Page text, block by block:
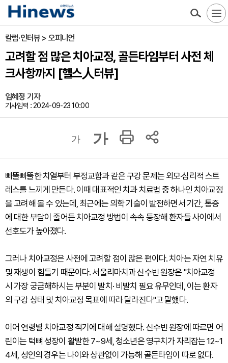
칼럼·인터뷰 > 오피니언
고려할 점 많은 치아교정, 골든타임부터 사전 체
크사항까지 [헬스人터뷰]
임혜정 기자
기사입력 : 2024-09-23 10:00
가 가
삐뚤삐뚤한 치열부터 부정교합과 같은 구강 문제는 외모·심리적 스트
레스를 느끼게 만든다. 이때 대표적인 치과 치료법 중 하나인 치아교정
을 고려해 볼 수 있는데, 최근에는 의학 기술이 발전하면서 기간, 통증
에 대한 부담이 줄어든 치아교정 방법이 속속 등장해 환자들 사이에서
선호도가 높아졌다.
그러나 치아교정은 사전에 고려할 점이 많은 편이다. 치아는 자연 치유
및 재생이 힘들기 때문이다. 서울리마치과 신수빈 원장은 "치아교정
시 가장 궁금해하시는 부분이 발치· 비발치 필요 유무인데, 이는 환자
의 구강 상태 및 치아교정 목표에 따라 달라진다"고 말했다.
이어 연령별 치아교정 적기에 대해 설명했다. 신수빈 원장에 따르면 어
린이는 턱뼈 성장이 활발한 7~9세, 청소년은 영구치가 자리잡는 12~1
4세, 성인의 경우는 나이와 상관없이 가능해 골든타임이 따로 없다.